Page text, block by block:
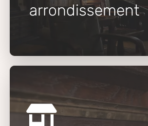
arrondissement